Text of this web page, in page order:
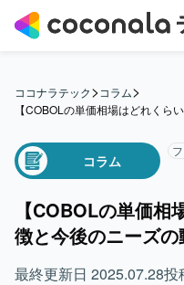
ココナラテック> コラム>
【COBOLの単価相場はどれくら
コラム
【COBOLの単価
徴と今後のニーズの
最終更新日 2025.07.28投